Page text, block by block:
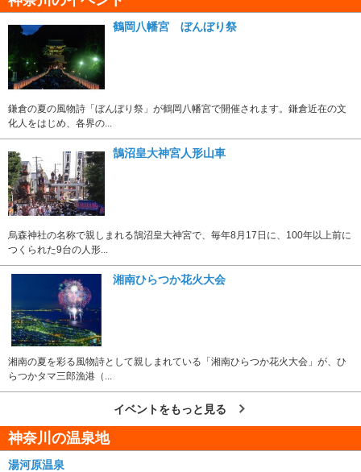
鶴岡八幡宮 ぼんぼり祭
鎌倉の夏の風物詩「ぼんぼり祭」が鶴岡八幡宮で開催されます。鎌倉近在の文
化人をはじめ、各界の...
鵠沼皇大神宮人形山車
烏森神社の名称で親しまれる鵠沼皇大神宮で、毎年8月17日に、100年以上前に
つくられた9台の人形...
湘南ひらつか花火大会
湘南の夏を彩る風物詩として親しまれている「湘南ひらつか花火大会」が、ひ
らつかタマ三郎漁港（...
イベントをもっと見る
神奈川の温泉地
湯河原温泉